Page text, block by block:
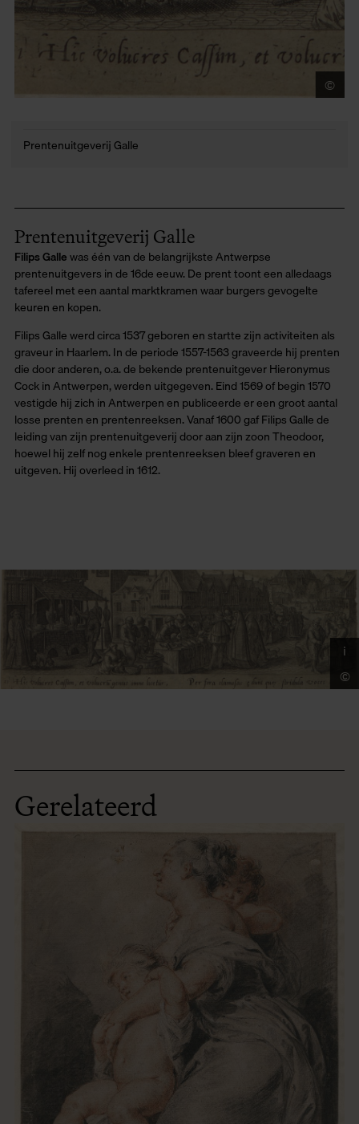
©
Prentenuitgeverij Galle
Filips Gallewas één van de belangrijkste Antwerpse
prentenuitgevers in de 16de eeuw. De prent toont een alledaags
tafereel met een aantal marktkramen waar burgers gevogelte
keuren en kopen.
Filips Galle werd circa 1537 geboren en startte zijn activiteiten als
graveur in Haarlem. In de periode 1557-1563 graveerde hij prenten
die door anderen, o.a. de bekende prentenuitgever Hieronymus
Cock in Antwerpen, werden uitgegeven. Eind 1569 of begin 1570
vestigde hij zich in Antwerpen en publiceerde er een groot aantal
losse prenten en prentenreeksen. Vanaf 1600 gaf Filips Galle de
leiding van zijn prentenuitgeverij door aan zijn zoon Theodoor,
hoewel hij zelf nog enkele prentenreeksen bleef graveren en
uitgeven. Hij overleed in 1612.
©
i
Prentenuitgeverij Galle
Gerelateerd